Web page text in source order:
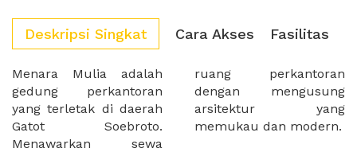
Deskripsi Singkat Cara Akses Fasilitas
Menara Mulia adalah
gedung perkantoran
yang terletak di daerah
Gatot Soebroto.
Menawarkan sewa
ruang perkantoran
dengan mengusung
arsitektur yang
memukau dan modern.